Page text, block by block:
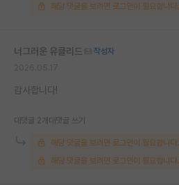
해당 댓글을 보려면 로그인이 필요합니다.
너그러운 유클리드
작성자
감사합니다!
대댓글 2개 대댓글 쓰기
해당 댓글을 보려면 로그인이 필요합니다.
해당 댓글을 보려면 로그인이 필요합니다.